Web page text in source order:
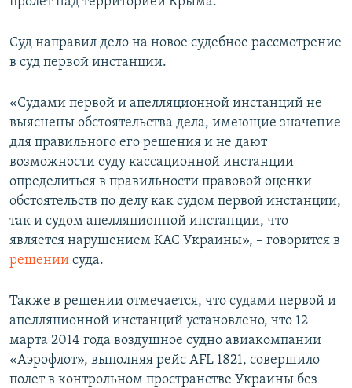
ELIFBE
УКРАИНСКАЯ ПРОБЛЕМА КРЫМА
Все сайты RFE/RL
Суд направил дело на новое судебное рассмотрение
в суд первой инстанции.
«Судами первой и апелляционной инстанций не
выяснены обстоятельства дела, имеющие значение
для правильного его решения и не дают
возможности суду кассационной инстанции
определиться в правильности правовой оценки
обстоятельств по делу как судом первой инстанции,
так и судом апелляционной инстанции, что
является нарушением КАС Украины», – говорится в
решении суда.
Также в решении отмечается, что судами первой и
апелляционной инстанций установлено, что 12
марта 2014 года воздушное судно авиакомпании
«Аэрофлот», выполняя рейс AFL 1821, совершило
полет в контрольном пространстве Украины без